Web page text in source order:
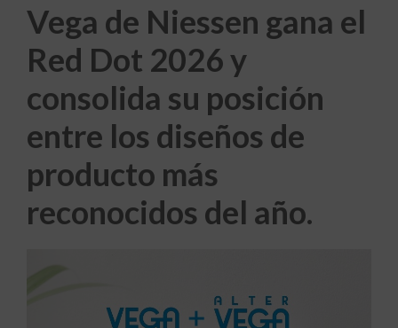
Vega de Niessen gana el
Red Dot 2026 y
consolida su posición
entre los diseños de
producto más
reconocidos del año.